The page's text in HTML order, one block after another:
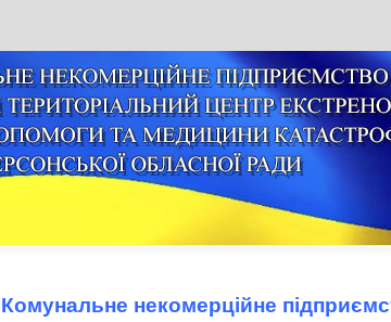
Комунальне некомерційне